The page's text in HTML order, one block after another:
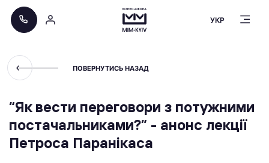
УКР
ПОВЕРНУТИСЬ НАЗАД
“Як вести переговори з потужними
постачальниками?” - анонс лекції
Петроса Паранікаса